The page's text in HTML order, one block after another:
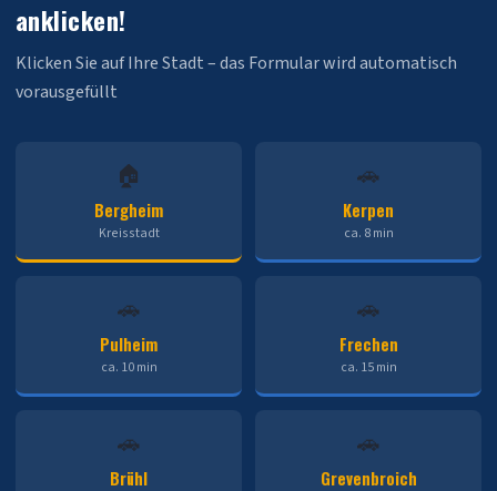
anklicken!
Klicken Sie auf Ihre Stadt – das Formular wird automatisch
vorausgefüllt
🏠
Bergheim
Kreisstadt
🚗
Kerpen
ca. 8 min
🚗
Pulheim
ca. 10 min
🚗
Frechen
ca. 15 min
🚗
Brühl
🚗
Grevenbroich